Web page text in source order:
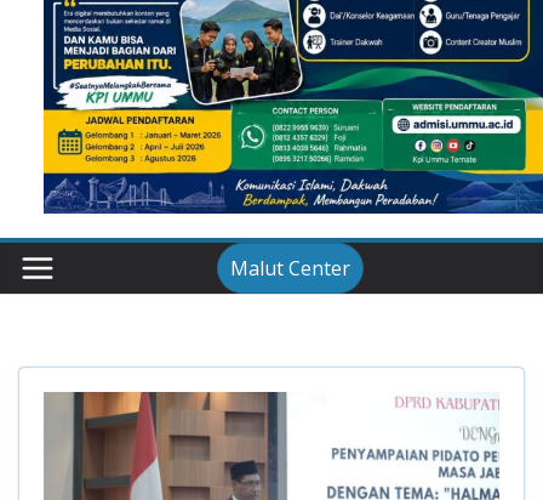
Malut Center